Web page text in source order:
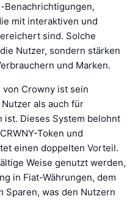
Benachrichtigungen,
mit interaktiven und
sind. Solche
Nutzer, sondern stärken
und Marken.
von Crowny ist sein
als auch für
ist. Dieses System belohnt
Token und
einen doppelten Vorteil.
Weise genutzt werden,
in Fiat-Währungen, dem
Sparen, was den Nutzern